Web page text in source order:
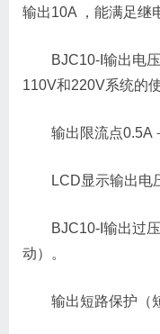
输出10A ，能满足继
BJC10-I输出电
110V和220V系统的
输出限流点0.5A
LCD显示输出电
BJC10-I输出过
动）。
输出短路保护（